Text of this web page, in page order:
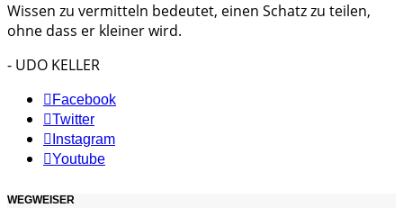
Wissen zu vermitteln bedeutet, einen Schatz zu teilen,
ohne dass er kleiner wird.
- UDO KELLER
Facebook
Twitter
Instagram
Youtube
WEGWEISER